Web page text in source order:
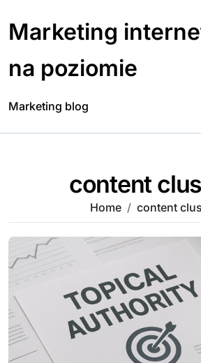
content
Marketing
na poziomie
Marketing blog
content
Home content